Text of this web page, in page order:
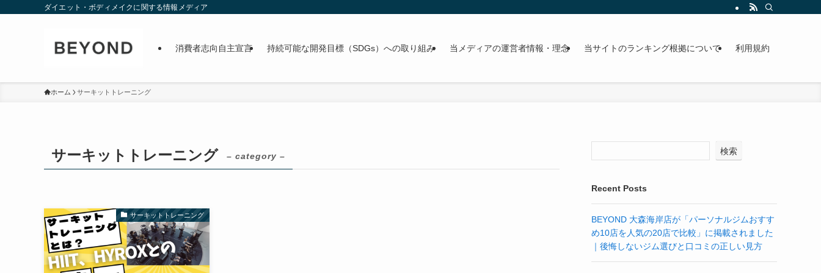
ダイエット・ボディメイクに関する情報メディア
消費者志向自主宣言 持続可能な開発目標（SDGs）への取り組み 当メディアの運営者情報・理念 当サイトのランキング根拠について 利用規約
ホーム サーキットトレーニング
サーキットトレーニング – category –
サーキットトレーニング
検索
Recent Posts
BEYOND 大森海岸店が「パーソナルジムおすす
め10店を人気の20店で比較」に掲載されました
｜後悔しないジム選びと口コミの正しい見方